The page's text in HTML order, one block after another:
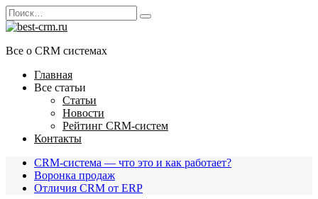
Перейти
к
Search
for:
Все о CRM системах
Главная
Все статьи
Статьи
Новости
Рейтинг CRM-систем
Контакты
CRM-система — что это и как работает?
Воронка продаж
Отличия CRM от ERP